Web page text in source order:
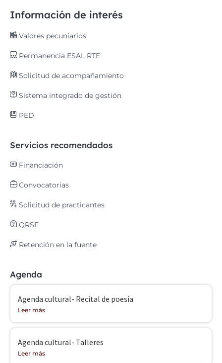
Información de interés
Valores pecuniarios
Permanencia ESAL RTE
Solicitud de acompañamiento
Sistema integrado de gestión
PED
Servicios recomendados
Financiación
Convocatorias
Solicitud de practicantes
QRSF
Retención en la fuente
Agenda
Agenda cultural- Recital de poesía
Leer más
Agenda cultural- Talleres
Leer más